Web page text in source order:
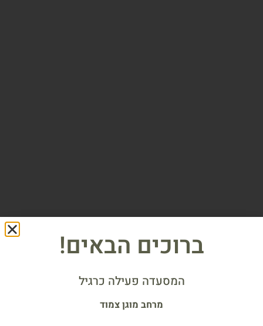
ברוכים הבאים!
המסעדה פעילה כרגיל
מרחב מוגן צמוד